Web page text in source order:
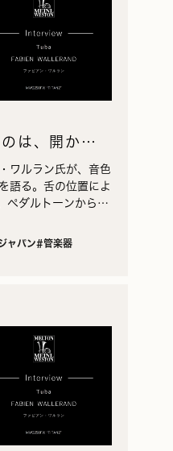
は、開かれ
ワルラン氏が、音色
語る。舌の位置によ
ペダルトーンからの
ャパン#管楽器